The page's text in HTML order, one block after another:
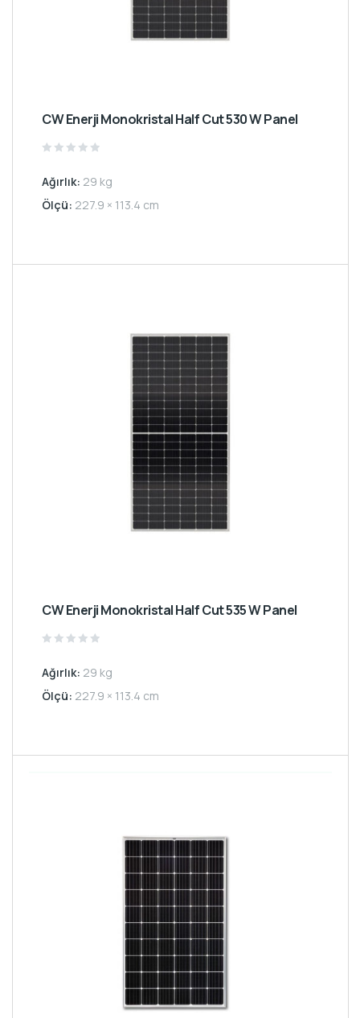
CW Enerji Monokristal Half Cut 530 W Panel
out
of
5
Ağırlık: 29 kg
Ölçü: 227.9 × 113.4 cm
CW Enerji Monokristal Half Cut 535 W Panel
out
of
5
Ağırlık: 29 kg
Ölçü: 227.9 × 113.4 cm